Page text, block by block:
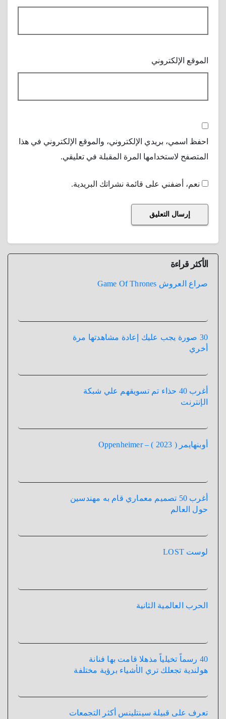
الموقع الإلكتروني
احفظ اسمي، بريدي الإلكتروني، والموقع الإلكتروني في هذا
المتصفح لاستخدامها المرة المقبلة في تعليقي.
نعم، أضفني على قائمة نشراتك البريدية.
الأكثر قراءة
صراع العروش Game Of Thrones
30 صورة يجب عليك إعادة مشاهدتها مرة
أخري
أغرب 40 حذاء تم تسويقهم علي شبكة
الإنترنت
أوبنهايمر ( 2023 ) – Oppenheimer
أغرب 50 تصميم معماري قام به مهندسين
حول العالم
لوست LOST
الحرب العالمية الثانية
40 رسماً تخيلياً مذهلا قامت بها فنانة
هولندية تجعلك تري الأشياء برؤية مختلفة
تعرف على قبيلة سينتلينس أكثر التجمعات